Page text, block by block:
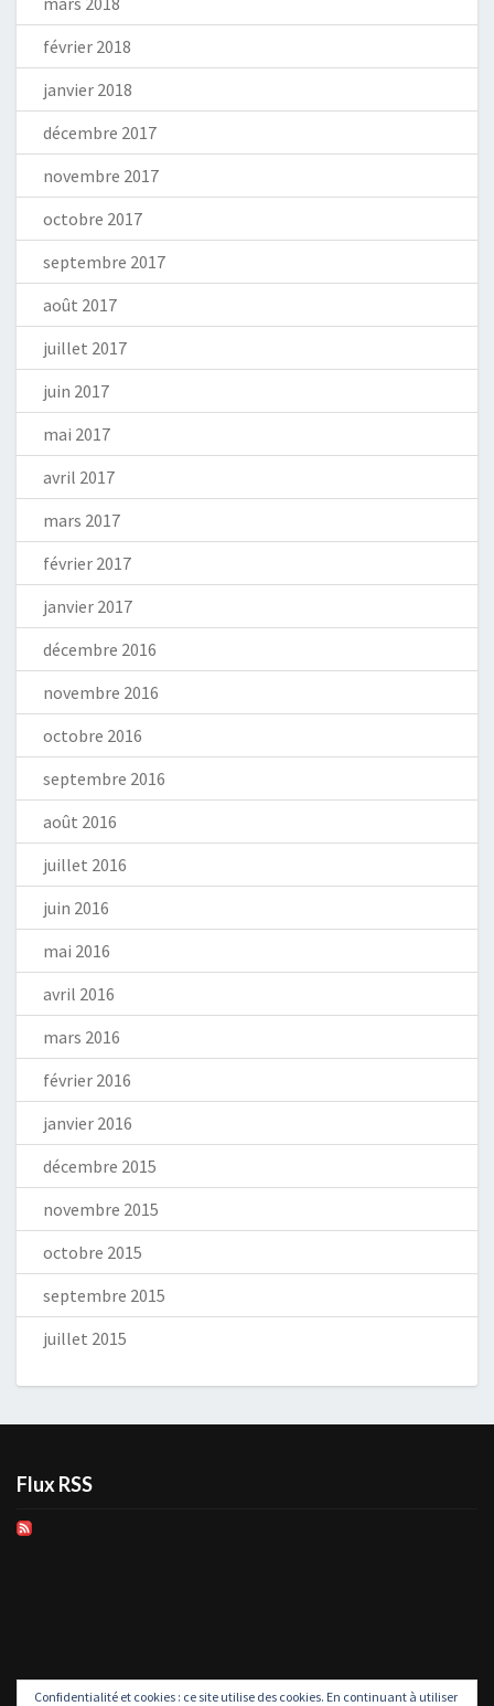
février 2018
janvier 2018
décembre 2017
novembre 2017
octobre 2017
septembre 2017
août 2017
juillet 2017
juin 2017
mai 2017
avril 2017
mars 2017
février 2017
janvier 2017
décembre 2016
novembre 2016
octobre 2016
septembre 2016
août 2016
juillet 2016
juin 2016
mai 2016
avril 2016
mars 2016
février 2016
janvier 2016
décembre 2015
novembre 2015
octobre 2015
septembre 2015
juillet 2015
Flux RSS
Confidentialité et cookies : ce site utilise des cookies. En continuant à utiliser